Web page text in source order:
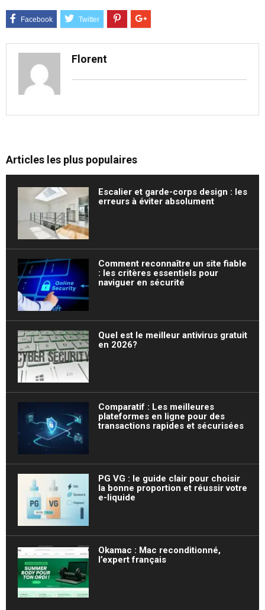
Florent
Articles les plus populaires
Escalier et garde-corps design : les
erreurs à éviter absolument
Comment reconnaître un site fiable
: les critères essentiels pour
naviguer en sécurité
Quel est le meilleur antivirus gratuit
en 2026?
Comparatif : Les meilleures
plateformes en ligne pour des
transactions rapides et sécurisées
PG VG : le guide clair pour choisir
la bonne proportion et réussir votre
e-liquide
Okamac : Mac reconditionné,
l’expert français